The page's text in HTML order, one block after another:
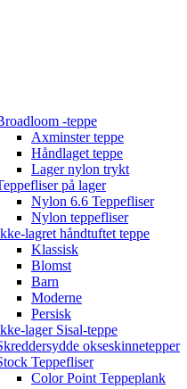
-teppe
Axminster teppe
Håndlaget teppe
Lager nylon trykt
på lager
Nylon 6.6 Teppefliser
Nylon teppefliser
lagret håndtuftet teppe
Klassisk
Blomst
Barn
Moderne
Persisk
lager Sisal-teppe
okseskinnetepper
Teppefliser
Color Point Teppeplank